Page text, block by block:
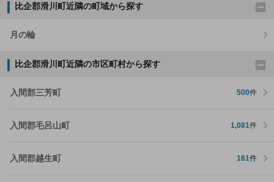
比企郡滑川町近隣の町域から探す
月の輪
比企郡滑川町近隣の市区町村から探す
入間郡三芳町 500件
入間郡毛呂山町 1,081件
入間郡越生町 161件